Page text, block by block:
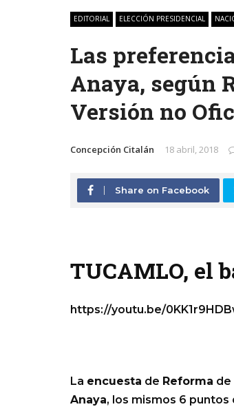
EDITORIAL ELECCIÓN PRESIDENCIAL
Las
Anaya, según
Versión no
Concepción Citalán 18 abril, 2018
Share on Facebook
TUCAMLO, el
https://youtu.be/
La encuesta de Reforma de
Anaya, los mismos 6 puntos